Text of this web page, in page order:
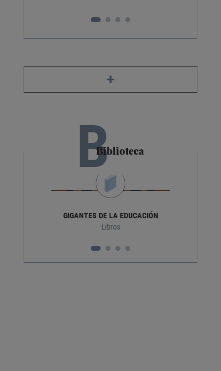
+
BBiblioteca
GIGANTES DE LA EDUCACIÓN
Libros